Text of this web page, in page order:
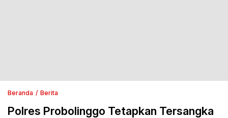
Beranda Berita
Polres Probolinggo Tetapkan Tersangka